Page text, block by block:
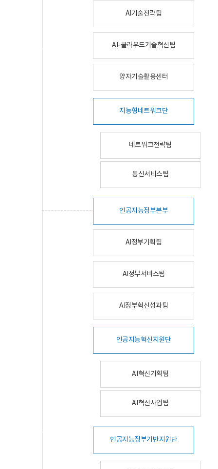
AI기술전략팀
AI-클라우드기술혁신팀
양자기술활용센터
지능형네트워크단
네트워크전략팀
통신서비스팀
인공지능정부본부
AI정부기획팀
AI정부서비스팀
AI정부혁신성과팀
인공지능혁신지원단
AI혁신기획팀
AI혁신사업팀
인공지능정부기반지원단